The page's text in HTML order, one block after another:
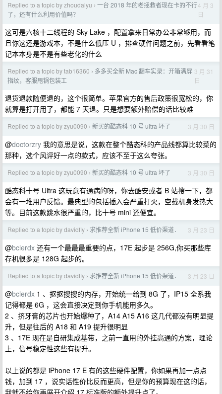
Replied to a topic by zhoudaiyu › 一台 2018 年的老拯救者现在卡的不行
了，还有什么利用价值吗？
4 月 3
日
这可是六核十二线程的 Sky Lake ，配置拿来日常办公非常够用，而
且你这还是游戏本，不是什么低压 U ，排查硬件问题之前，先看看笔
记本本身是不是有些老化的什么
Replied to a topic by tab16360 › 多多买全新 Mac 翻车实录：开箱满屏
指纹，客服甩锅包装工
3 月 31
日
退货退款随便退的，这个很简单。苹果官方的售后政策很宽松的，你
就算是打开用了，都能 7 天退。只是想要额外赔偿的话比较难
Replied to a topic by zyu0090 › 新买的酷态科 10 号 ultra 坏了 3 月 30 日
@doctorzry 我的意思是说，这款在整个酷态科的产品线都算比较菜的
那种，选个风评好一点的款式，应该不至于这么夸张。
Replied to a topic by zyu0090 › 新买的酷态科 10 号 ultra 坏了 3 月 30 日
酷态科十号 Ultra 这玩意有通病的呀，你去酷安或者 B 站搜一下，都
会有一堆用户反馈。最典型的包括插入会严重打火，空载机身发热大
等。目前这款跳水很严重的，比十号 mini 还便宜。
Replied to a topic by davidfly › 求推荐全新 iPhone 15 低价渠道． 3 月 23 日
@bclerdx 还有一个最最最重要的点，17E 起步是 256G,你买那些库
存机很多是 128G 起步的。
Replied to a topic by davidfly › 求推荐全新 iPhone 15 低价渠道． 3 月 23 日
@bclerdx 1 、抠抠搜搜的内存，开始统一给到 8G 了，IP15 全系我
记得都是 6G ，这会直接决定到你手机能用多久。
2 、挤牙膏的芯片也开始爆种了，A14 A15 A16 这几代都没有明显提
升，但是往后的 A18 和 A19 提升很明显
3 、17E 现在是自研集成基带，之前一直用的外挂高通的方案，理论
上，信号稳定性这些有提升。
以上说的都是 iPhone 17 E 有的这些硬件配置，你如果再加一点点
钱，加到 17 ，说实话性价比反而更高，但是你的预算现在这的话，
我就不给你再展开介绍 17 标准版的额外提升点了。